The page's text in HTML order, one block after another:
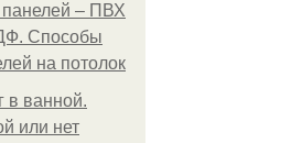
– ПВХ
Способы
на потолок
в ванной.
или нет